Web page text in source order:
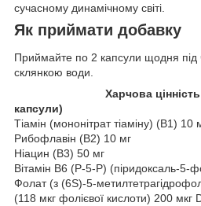
сучасному динамічному світі.
Як приймати добавку
Приймайте по 2 капсули щодня під
склянкою води.
Харчова
капсули)
Тіамін (мононітрат тіаміну) (B1) 10
Рибофлавін (В2) 10 мг
Ніацин (В3) 50 мг
Вітамін B6 (P-5-P) (піридоксаль-5-
Фолат (з (6S)-5-
(118 мкг фолієвої кислоти) 200 мкг